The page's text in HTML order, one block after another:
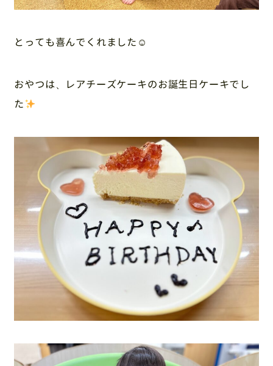
とっても喜んでくれました☺
おやつは、レアチーズケーキのお誕生日ケーキでし
た